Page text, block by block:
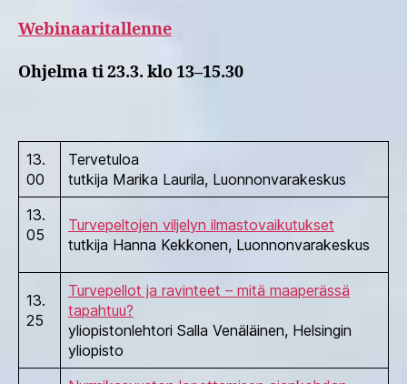
Webinaaritallenne
Ohjelma ti 23.3. klo 13–15.30
13.
00
Tervetuloa
tutkija Marika Laurila, Luonnonvarakeskus
13.
05
Turvepeltojen viljelyn ilmastovaikutukset
tutkija Hanna Kekkonen, Luonnonvarakeskus
13.
25
Turvepellot ja ravinteet – mitä maaperässä
tapahtuu?
yliopistonlehtori Salla Venäläinen, Helsingin
yliopisto